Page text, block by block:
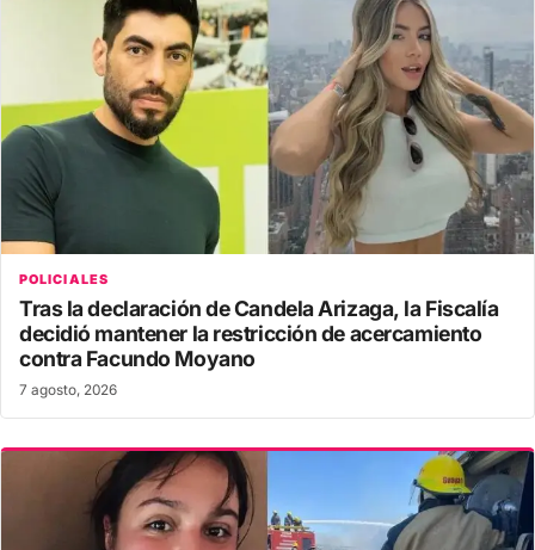
POLICIALES
Tras la declaración de Candela Arizaga, la Fiscalía
decidió mantener la restricción de acercamiento
contra Facundo Moyano
7 agosto, 2026